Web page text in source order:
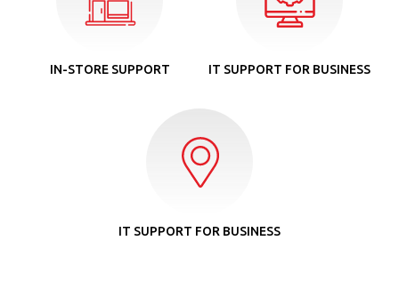
IN-STORE SUPPORT IT SUPPORT FOR BUSINESS
IT SUPPORT FOR BUSINESS